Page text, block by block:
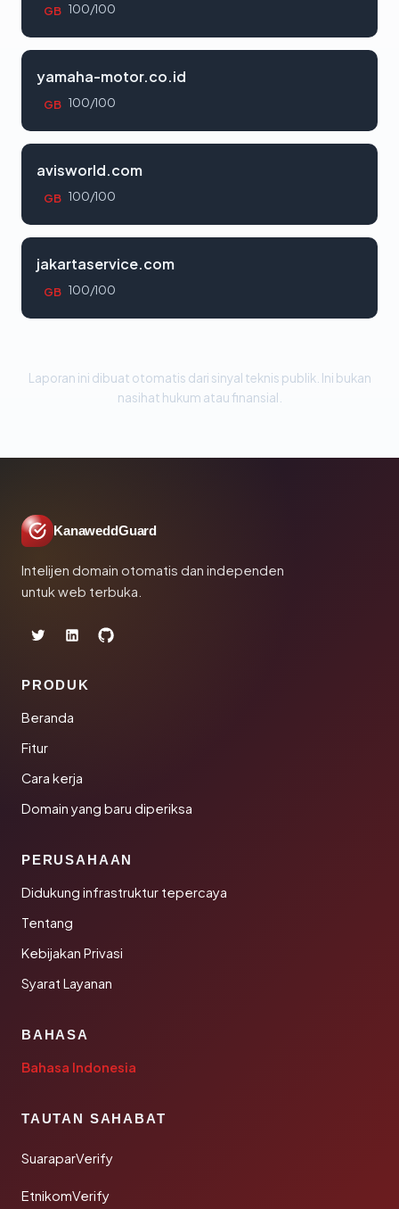
GB 100/100
yamaha-motor.co.id
GB 100/100
avisworld.com
GB 100/100
jakartaservice.com
GB 100/100
Laporan ini dibuat otomatis dari sinyal teknis publik. Ini bukan
nasihat hukum atau finansial.
KanaweddGuard
Intelijen domain otomatis dan independen
untuk web terbuka.
PRODUK
Beranda
Fitur
Cara kerja
Domain yang baru diperiksa
PERUSAHAAN
Didukung infrastruktur tepercaya
Tentang
Kebijakan Privasi
Syarat Layanan
BAHASA
Bahasa Indonesia
TAUTAN SAHABAT
SuaraparVerify
EtnikomVerify